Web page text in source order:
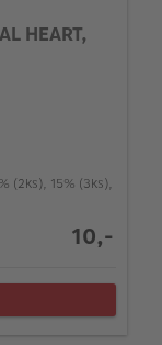
HEART,
(2ks), 15% (3ks),
10,-